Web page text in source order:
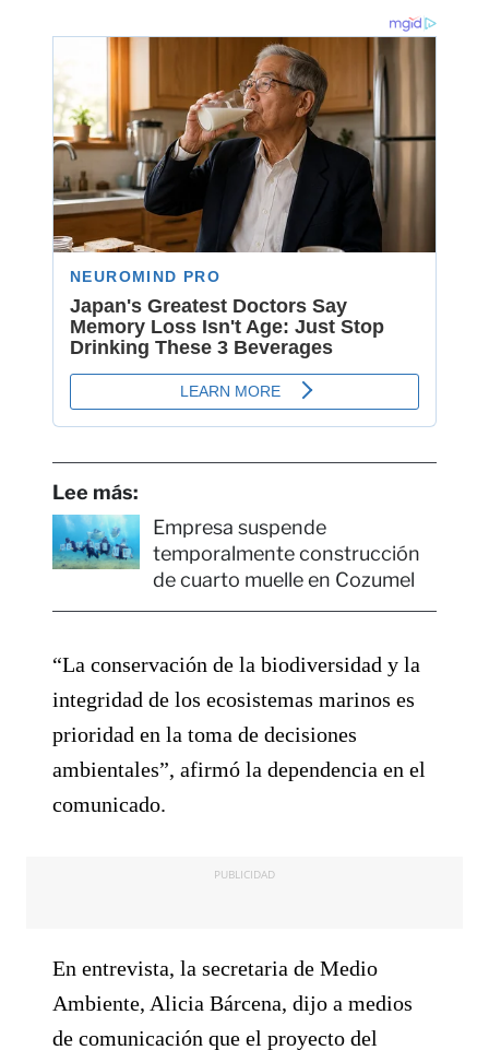
Lee más:
Empresa suspende
temporalmente construcción
de cuarto muelle en Cozumel
“La conservación de la biodiversidad y la
integridad de los ecosistemas marinos es
prioridad en la toma de decisiones
ambientales”, afirmó la dependencia en el
comunicado.
PUBLICIDAD
En entrevista, la secretaria de Medio
Ambiente, Alicia Bárcena, dijo a medios
de comunicación que el proyecto del